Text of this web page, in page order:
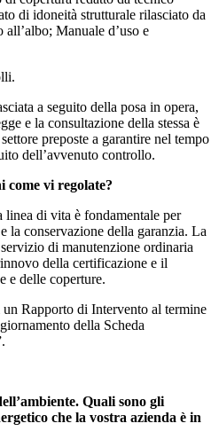
di idoneità strutturale rilasciato da
Manuale d’uso e
a seguito della posa in opera,
e la consultazione della stessa è
preposte a garantire nel tempo
dell’avvenuto controllo.
come vi regolate?
linea di vita è fondamentale per
la conservazione della garanzia. La
di manutenzione ordinaria
della certificazione e il
e delle coperture.
Rapporto di Intervento al termine
della Scheda
Quali sono gli
che la vostra azienda è in